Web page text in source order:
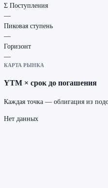
Σ Поступления
—
Пиковая ступень
—
Горизонт
—
КАРТА РЫНКА
YTM × срок до погашения
Каждая точка — облигация из
Нет данных